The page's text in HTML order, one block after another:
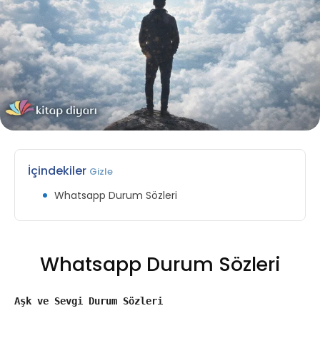
İçindekiler Gizle
Whatsapp Durum Sözleri
Whatsapp Durum Sözleri
Aşk ve Sevgi Durum Sözleri